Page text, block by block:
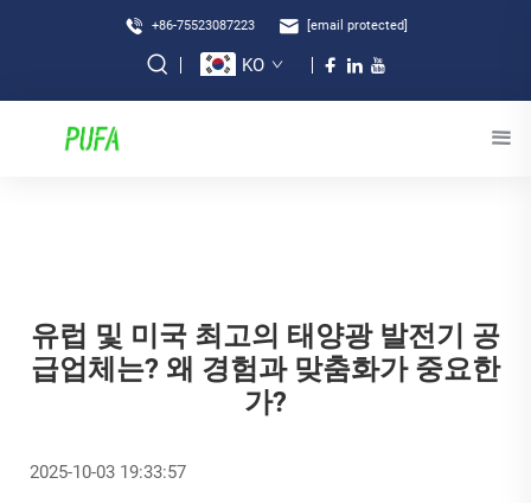
+86-75523087223 [email protected]
KO
유럽 및 미국 최고의 태양광 발전기 공
급업체는? 왜 경험과 맞춤화가 중요한
가?
2025-10-03 19:33:57